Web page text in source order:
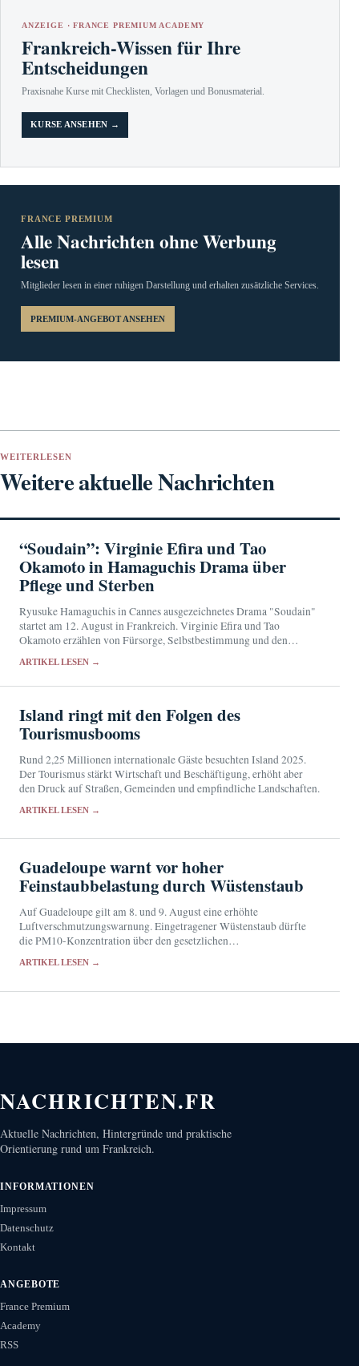
ANZEIGE · FRANCE PREMIUM ACADEMY
Frankreich-Wissen für Ihre
Entscheidungen
Praxisnahe Kurse mit Checklisten, Vorlagen und Bonusmaterial.
KURSE ANSEHEN →
FRANCE PREMIUM
Alle Nachrichten ohne Werbung
lesen
Mitglieder lesen in einer ruhigen Darstellung und erhalten zusätzliche Services.
PREMIUM-ANGEBOT ANSEHEN
WEITERLESEN
Weitere aktuelle Nachrichten
“Soudain”: Virginie Efira und Tao
Okamoto in Hamaguchis Drama über
Pflege und Sterben
Ryusuke Hamaguchis in Cannes ausgezeichnetes Drama "Soudain"
startet am 12. August in Frankreich. Virginie Efira und Tao
Okamoto erzählen von Fürsorge, Selbstbestimmung und den
ARTIKEL LESEN →
Island ringt mit den Folgen des
Tourismusbooms
Rund 2,25 Millionen internationale Gäste besuchten Island 2025.
Der Tourismus stärkt Wirtschaft und Beschäftigung, erhöht aber
den Druck auf Straßen, Gemeinden und empfindliche Landschaften.
ARTIKEL LESEN →
Guadeloupe warnt vor hoher
Feinstaubbelastung durch Wüstenstaub
Auf Guadeloupe gilt am 8. und 9. August eine erhöhte
Luftverschmutzungswarnung. Eingetragener Wüstenstaub dürfte
die PM10-Konzentration über den gesetzlichen
ARTIKEL LESEN →
NACHRICHTEN.FR
Aktuelle Nachrichten, Hintergründe und praktische
Orientierung rund um Frankreich.
INFORMATIONEN
Impressum
Datenschutz
Kontakt
ANGEBOTE
France Premium
Academy
RSS